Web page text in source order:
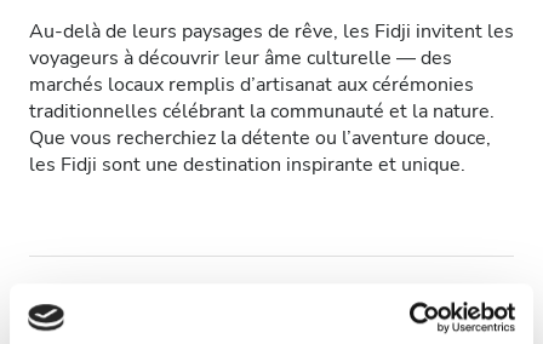
Patients porteurs de l’hépatite B
Patients porteurs de l’hépatite C
CEAM
GHIC
Équipements
Au-delà de leurs paysages de rêve, les Fidji invitent les
voyageurs à découvrir leur âme culturelle — des
marchés locaux remplis d’artisanat aux cérémonies
traditionnelles célébrant la communauté et la nature.
Que vous recherchiez la détente ou l’aventure douce,
les Fidji sont une destination inspirante et unique.